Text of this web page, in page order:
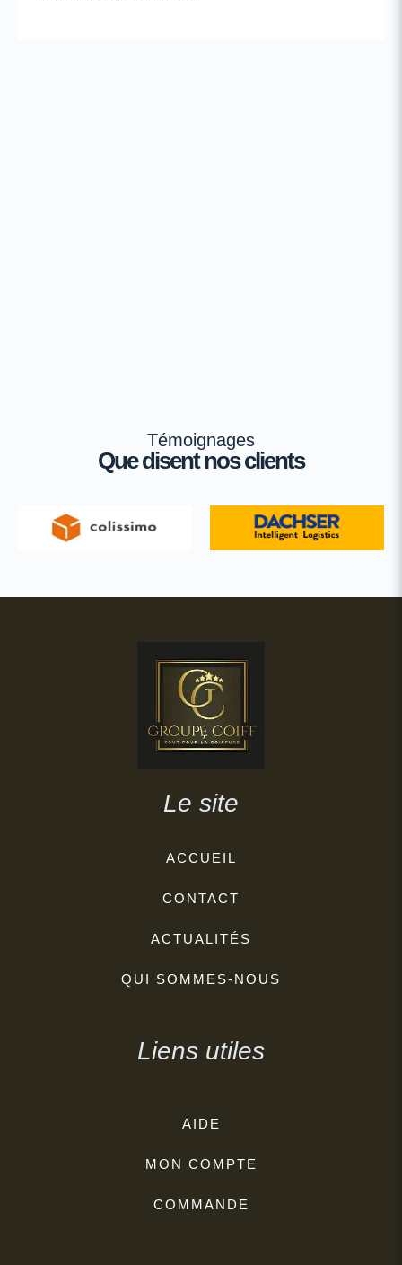
Témoignages
Que disent nos clients
Le site
ACCUEIL
CONTACT
ACTUALITÉS
QUI SOMMES-NOUS
Liens utiles
AIDE
MON COMPTE
COMMANDE